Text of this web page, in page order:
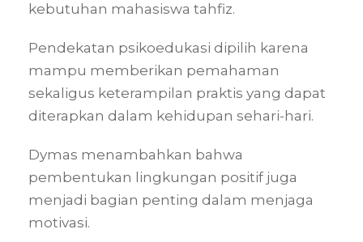
kebutuhan mahasiswa tahfiz.
Pendekatan psikoedukasi dipilih karena
mampu memberikan pemahaman
sekaligus keterampilan praktis yang dapat
diterapkan dalam kehidupan sehari-hari.
Dymas menambahkan bahwa
pembentukan lingkungan positif juga
menjadi bagian penting dalam menjaga
motivasi.